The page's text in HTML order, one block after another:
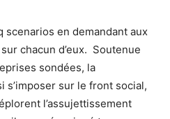
scenarios en demandant aux
chacun d’eux. Soutenue
sondées, la
s’imposer sur le front social,
l’assujettissement